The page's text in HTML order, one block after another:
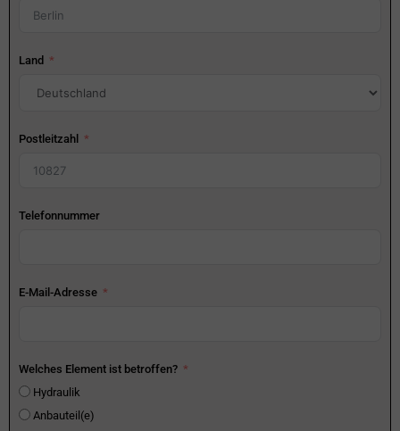
Land
Postleitzahl
Telefonnummer
E-Mail-Adresse
Welches Element ist betroffen?
Hydraulik
Anbauteil(e)